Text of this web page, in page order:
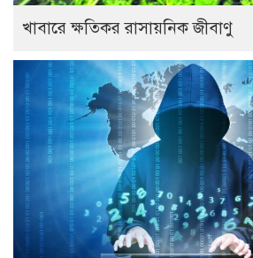
খাবারে ক্ষতিকর রাসায়নিক জীবাণু